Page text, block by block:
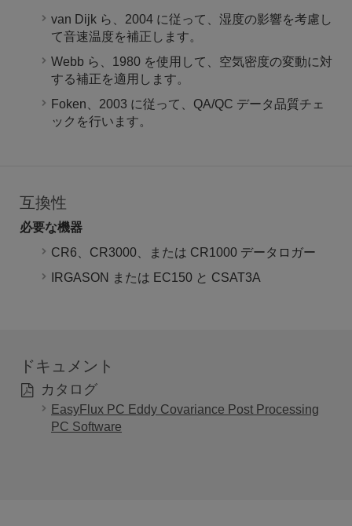
van Dijk ら、2004 に従って、湿度の影響を考慮し
て音速温度を補正します。
Webb ら、1980 を使用して、空気密度の変動に対
する補正を適用します。
Foken、2003 に従って、QA/QC データ品質チェ
ックを行います。
互換性
必要な機器
CR6、CR3000、または CR1000 データロガー
IRGASON または EC150 と CSAT3A
ドキュメント
カタログ
EasyFlux PC Eddy Covariance Post Processing
PC Software